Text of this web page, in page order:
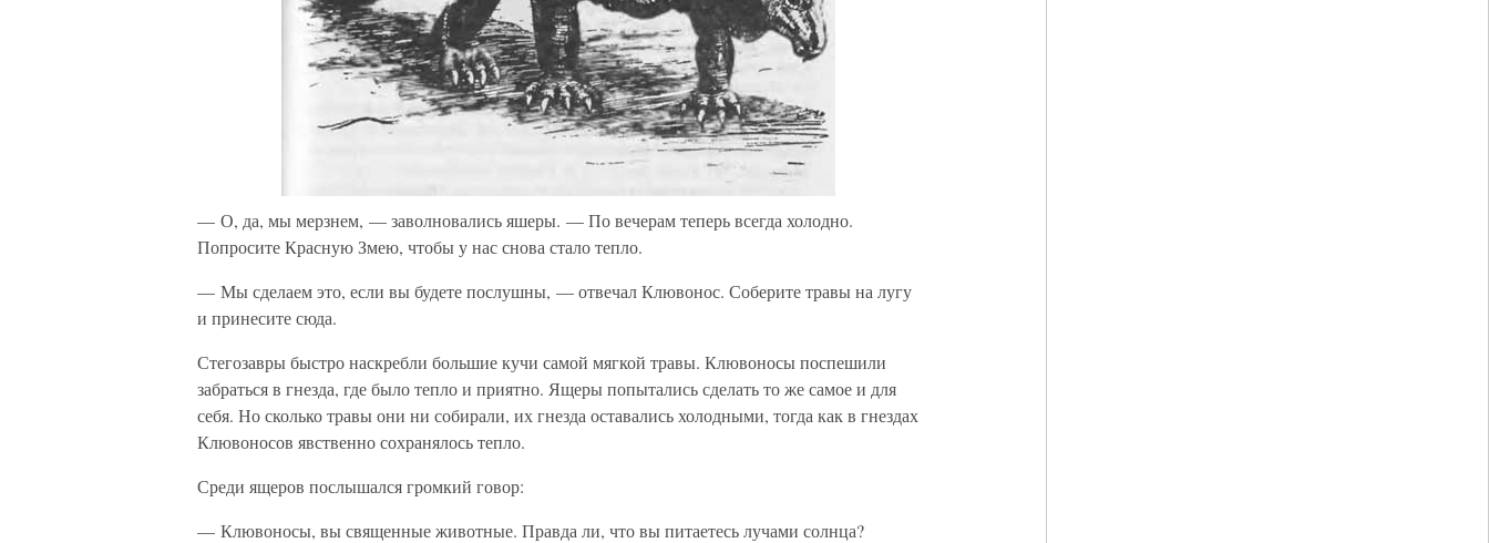
— О, да, мы мерзнем, — заволновались яшеры. — По вечерам теперь всегда холодно.
Попросите Красную Змею, чтобы у нас снова стало тепло.
— Мы сделаем это, если вы будете послушны, — отвечал Клювонос. Соберите травы на лугу
и принесите сюда.
Стегозавры быстро наскребли большие кучи самой мягкой травы. Клювоносы поспешили
забраться в гнезда, где было тепло и приятно. Ящеры попытались сделать то же самое и для
себя. Но сколько травы они ни собирали, их гнезда оставались холодными, тогда как в гнездах
Клювоносов явственно сохранялось тепло.
Среди ящеров послышался громкий говор:
— Клювоносы, вы священные животные. Правда ли, что вы питаетесь лучами солнца?